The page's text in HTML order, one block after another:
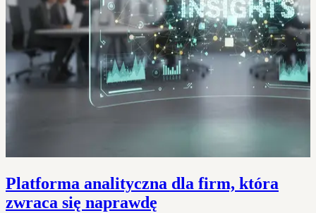
Platforma analityczna dla firm, która
zwraca się naprawdę